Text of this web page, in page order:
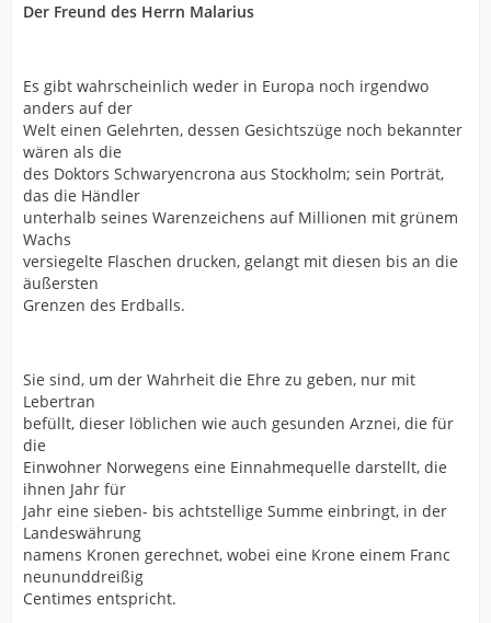
Der Freund des Herrn Malarius
Es gibt wahrscheinlich weder in Europa noch irgendwo
anders auf der
Welt einen Gelehrten, dessen Gesichtszüge noch bekannter
wären als die
des Doktors Schwaryencrona aus Stockholm; sein Porträt,
das die Händler
unterhalb seines Warenzeichens auf Millionen mit grünem
Wachs
versiegelte Flaschen drucken, gelangt mit diesen bis an die
äußersten
Grenzen des Erdballs.
Sie sind, um der Wahrheit die Ehre zu geben, nur mit
Lebertran
befüllt, dieser löblichen wie auch gesunden Arznei, die für
die
Einwohner Norwegens eine Einnahmequelle darstellt, die
ihnen Jahr für
Jahr eine sieben- bis achtstellige Summe einbringt, in der
Landeswährung
namens Kronen gerechnet, wobei eine Krone einem Franc
neununddreißig
Centimes entspricht.